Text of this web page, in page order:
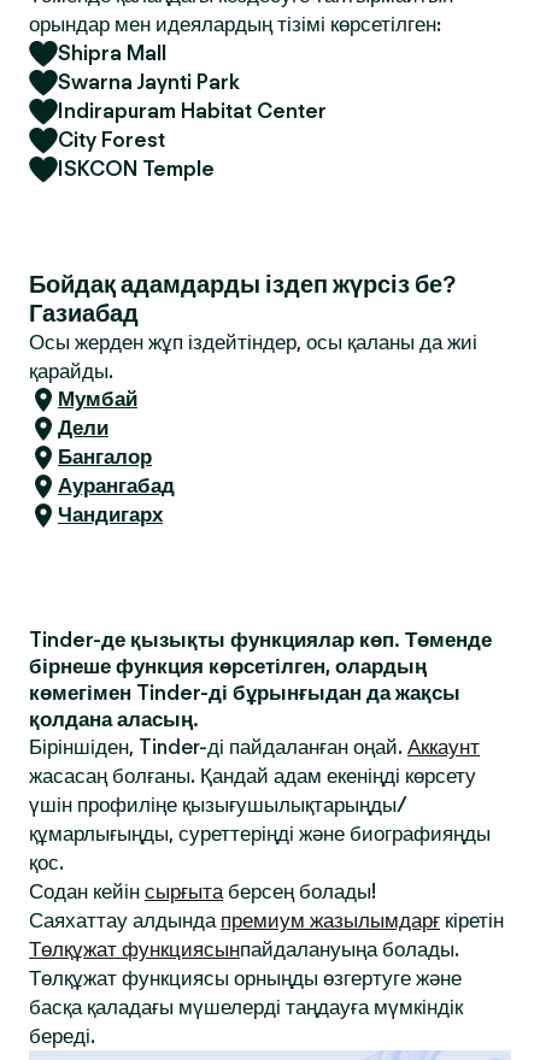
орындар мен идеялардың тізімі көрсетілген:
Shipra Mall
Swarna Jaynti Park
Indirapuram Habitat Center
City Forest
ISKCON Temple
Бойдақ адамдарды іздеп жүрсіз бе?
Газиабад
Осы жерден жұп іздейтіндер, осы қаланы да жиі
қарайды.
Мумбай
Дели
Бангалор
Аурангабад
Чандигарх
Tinder-де қызықты функциялар көп. Төменде
бірнеше функция көрсетілген, олардың
көмегімен Tinder-ді бұрынғыдан да жақсы
қолдана аласың.
Біріншіден, Tinder-ді пайдаланған оңай. Аккаунт
жасасаң болғаны. Қандай адам екеніңді көрсету
үшін профиліңе қызығушылықтарыңды/
құмарлығыңды, суреттеріңді және биографияңды
қос.
Содан кейін сырғытаберсең болады!
Саяхаттау алдында премиум жазылымдарғ кіретін
Төлқұжат функциясынпайдалануыңа болады.
Төлқұжат функциясы орныңды өзгертуге және
басқа қаладағы мүшелерді таңдауға мүмкіндік
береді.